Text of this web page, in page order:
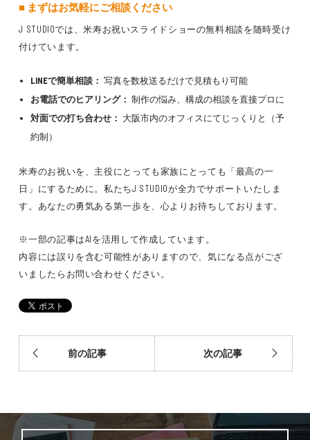
■ まずはお気軽にご相談ください
J STUDIOでは、米寿お祝いスライドショーの無料相談を随時受け
付けています。
LINEで簡単相談： 写真を数枚送るだけで見積もり可能
お電話でのヒアリング： 制作の悩み、構成の相談を直接プロに
対面での打ち合わせ： 大阪市内のオフィスにてじっくりと（予
約制）
米寿のお祝いを、主役にとっても家族にとっても「最高の一
日」にするために。私たちJ STUDIOが全力でサポートいたしま
す。あなたの勇気ある第一歩を、心よりお待ちしております。
※一部の記事はAIを活用して作成しています。
内容には誤りを含む可能性がありますので、気になる点がござ
いましたらお問い合わせください。
前の記事 次の記事